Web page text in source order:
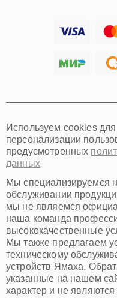
Хабаровск
Омск
Красноярск
Пермь
Ульяновск
Киров
Архангельск
Астрахань
Белгород
Благовещенск
Брянск
Владивосток
Владикавказ
Владимир
Волжский
Используем cookies
персонализации
предусмотренных
данных
Мы специализируемся
обслуживании
мы не являемся
наша команда
высококачественные
Мы также предлагаем
техническому
устройств Ямаха.
указанные на нашем
характер и не